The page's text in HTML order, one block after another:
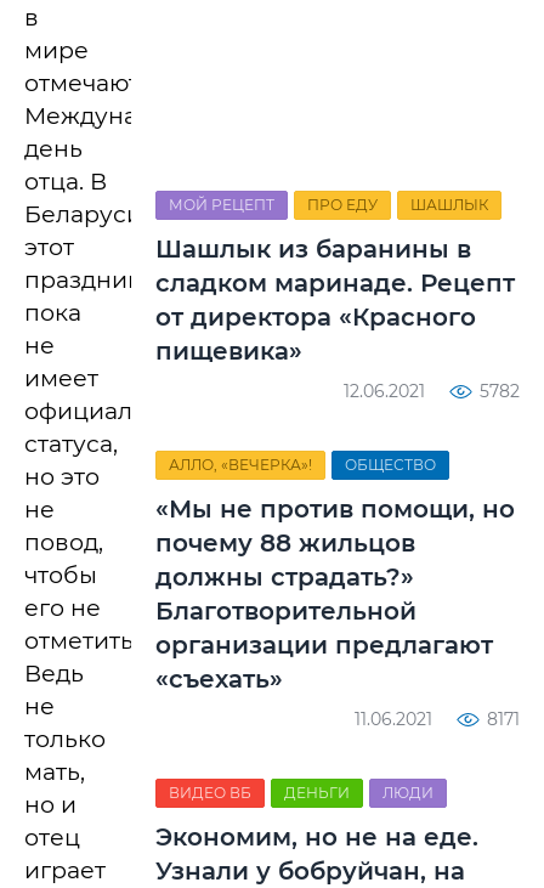
в
мире
отмечают
Международный
день
отца. В
Беларуси
этот
праздник
пока
не
имеет
официального
статуса,
но это
не
повод,
чтобы
его не
отметить.
Ведь
не
только
мать,
но и
отец
играет
МОЙ РЕЦЕПТ ПРО ЕДУ ШАШЛЫК
Шашлык из баранины в
сладком маринаде. Рецепт
от директора «Красного
пищевика»
12.06.2021 5782
АЛЛО, «ВЕЧЕРКА»! ОБЩЕСТВО
«Мы не против помощи, но
почему 88 жильцов
должны страдать?»
Благотворительной
организации предлагают
«съехать»
11.06.2021 8171
ВИДЕО ВБ ДЕНЬГИ ЛЮДИ
Экономим, но не на еде.
Узнали у бобруйчан, на